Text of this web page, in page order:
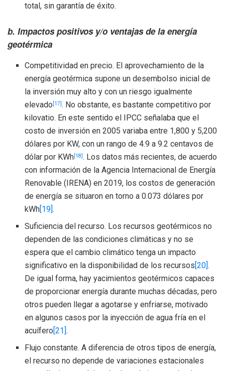
total, sin garantía de éxito.
b. Impactos positivos y/o ventajas de la energía
geotérmica
Competitividad en precio. El aprovechamiento de la
energía geotérmica supone un desembolso inicial de
la inversión muy alto y con un riesgo igualmente
elevado [17] . No obstante, es bastante competitivo por
kilovatio. En este sentido el IPCC señalaba que el
costo de inversión en 2005 variaba entre 1,800 y 5,200
dólares por KW, con un rango de 4.9 a 9.2 centavos de
dólar por KWh [18] . Los datos más recientes, de acuerdo
con información de la Agencia Internacional de Energía
Renovable (IRENA) en 2019, los costos de generación
de energía se situaron en torno a 0.073 dólares por
kWh[19].
Suficiencia del recurso. Los recursos geotérmicos no
dependen de las condiciones climáticas y no se
espera que el cambio climático tenga un impacto
significativo en la disponibilidad de los recursos[20].
De igual forma, hay yacimientos geotérmicos capaces
de proporcionar energía durante muchas décadas, pero
otros pueden llegar a agotarse y enfriarse, motivado
en algunos casos por la inyección de agua fría en el
acuífero[21].
Flujo constante. A diferencia de otros tipos de energía,
el recurso no depende de variaciones estacionales